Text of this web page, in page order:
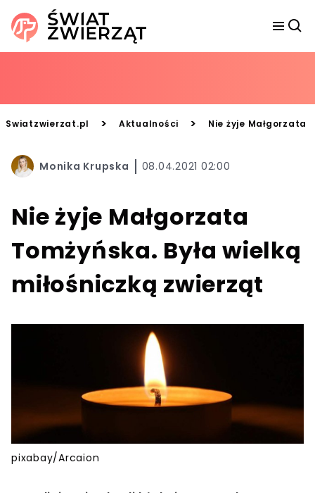
Swiatzwierzat.pl > Aktualności > Nie żyje Małgorzata
Monika Krupska 08.04.2021 02:00
Nie żyje Małgorzata
Tomżyńska. Była wielką
miłośniczką zwierząt
pixabay/Arcaion